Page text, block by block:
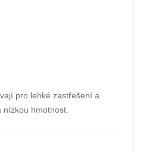
pro lehké zastřešení a
hmotnost.